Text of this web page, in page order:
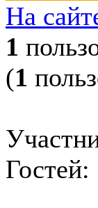
На
1
(1
Гостей: